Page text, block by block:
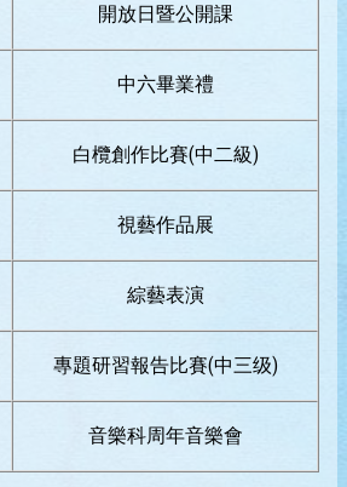
開放日暨公開課
中六畢業禮
白欖創作比賽(中二級)
視藝作品展
綜藝表演
專題研習報告比賽(中三级)
音樂科周年音樂會